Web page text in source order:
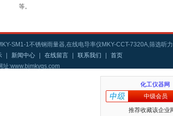
等。
SM1-1不锈钢雨量器,在线电导率仪MKY-CCT-7320A,筛选听
新闻中心 在线留言 联系我们
首页
:www.bjmkygs.com
化工仪器网
中级会员
推荐收藏该企业